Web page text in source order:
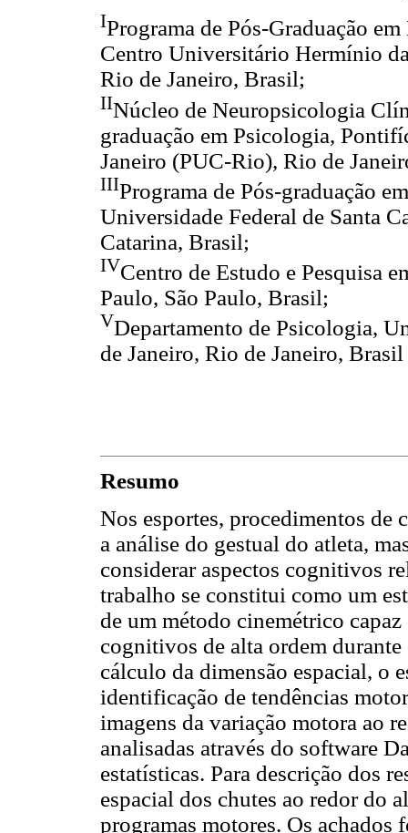
IPrograma de Pós-Graduação
Centro Universitário Hermínio
Rio de Janeiro, Brasil;
IINúcleo de Neuropsicologia
graduação em Psicologia,
Janeiro (PUC-Rio), Rio de
IIIPrograma de Pós-graduação
Universidade Federal de Santa
Catarina, Brasil;
IVCentro de Estudo e Pesquisa
Paulo, São Paulo, Brasil;
VDepartamento de Psicologia,
de Janeiro, Rio de Janeiro, Brasil
Resumo
Nos esportes, procedimentos de
a análise do gestual do atleta,
considerar aspectos cognitivos
trabalho se constitui como um
de um método cinemétrico
cognitivos de alta ordem
cálculo da dimensão espacial, o
identificação de tendências
imagens da variação motora ao
analisadas através do software
estatísticas. Para descrição dos
espacial dos chutes ao redor do
programas motores. Os achados